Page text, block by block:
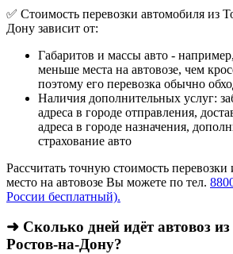
✅ Стоимость перевозки автомобиля из
Дону зависит от:
Габаритов и массы авто -
меньше места на автовозе, чем
поэтому его перевозка обычно
Наличия дополнительных услуг:
адреса в городе отправления,
адреса в городе назначения,
страхование авто
Рассчитать точную стоимость перевозки
место на автовозе Вы можете по тел.
России бесплатный).
➜ Сколько дней идёт автовоз
Ростов-на-Дону?